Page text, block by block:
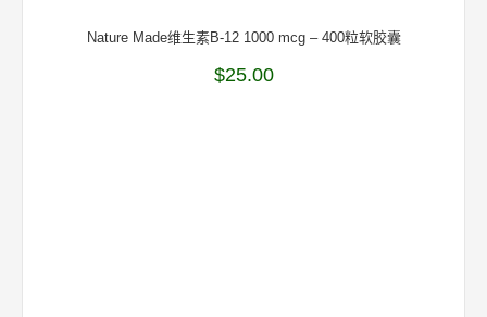
Nature Made维生素B-12 1000 mcg – 400粒软胶囊
$25.00